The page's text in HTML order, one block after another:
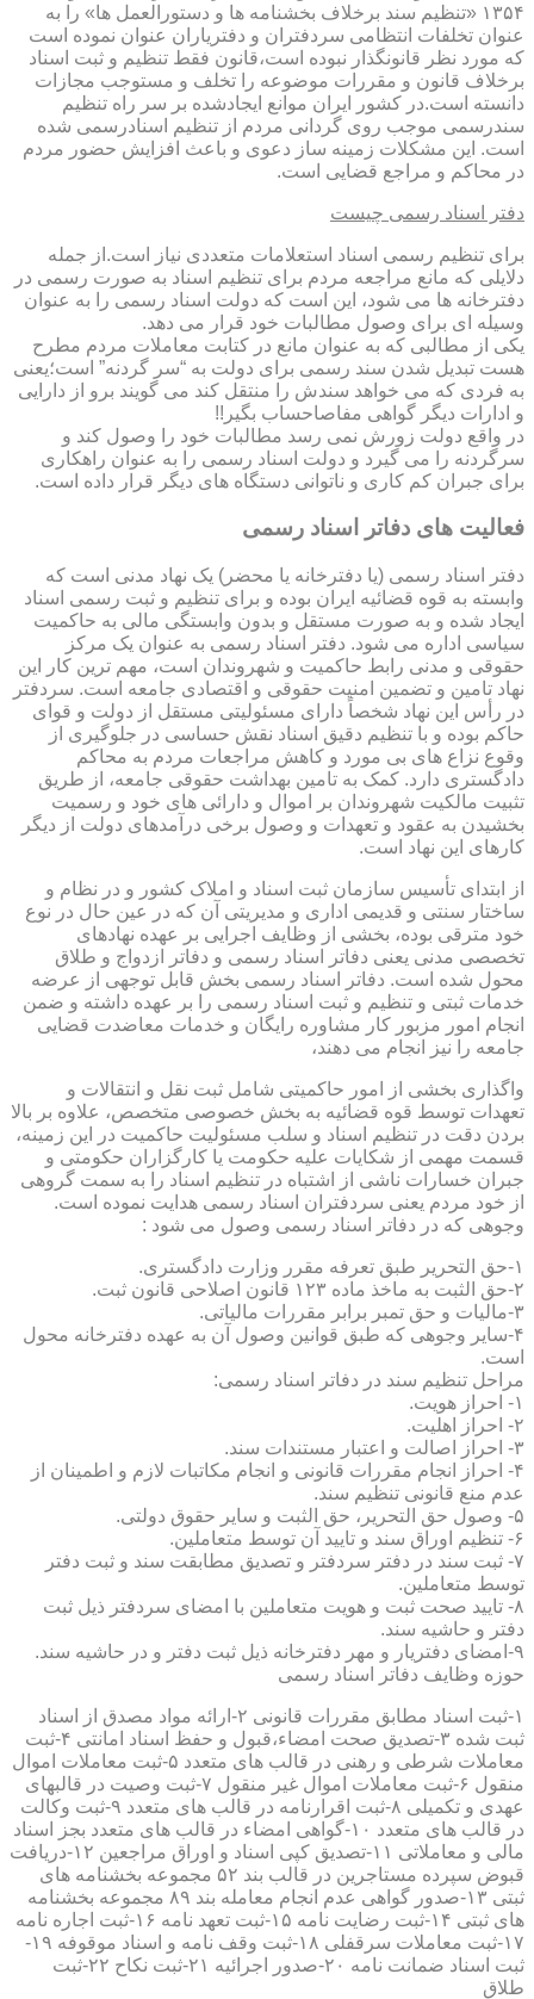
۱۳۵۴ «تنظیم سند برخلاف بخشنامه ها و دستورالعمل ها» را به
عنوان تخلفات انتظامی سردفتران و دفتریاران عنوان نموده است
که مورد نظر قانونگذار نبوده است،قانون فقط تنظیم و ثبت اسناد
برخلاف قانون و مقررات موضوعه را تخلف و مستوجب مجازات
دانسته است.در کشور ایران موانع ایجادشده بر سر راه تنظیم
سندرسمی موجب روی گردانی مردم از تنظیم اسنادرسمی شده
است. این مشکلات زمینه ساز دعوی و باعث افزایش حضور مردم
در محاکم و مراجع قضایی است.
دفتر اسناد رسمی چیست
برای تنظیم رسمی اسناد استعلامات متعددی نیاز است.از جمله
دلایلی که مانع مراجعه مردم برای تنظیم اسناد به صورت رسمی در
دفترخانه ها می شود، این است که دولت اسناد رسمی را به عنوان
وسیله ای برای وصول مطالبات خود قرار می دهد.
یکی از مطالبی که به عنوان مانع در کتابت معاملات مردم مطرح
هست تبدیل شدن سند رسمی برای دولت به “سر گردنه” است؛یعنی
به فردی که می خواهد سندش را منتقل کند می گویند برو از دارایی
و ادارات دیگر گواهی مفاصاحساب بگیر!!
در واقع دولت زورش نمی رسد مطالبات خود را وصول کند و
سرگردنه را می گیرد و دولت اسناد رسمی را به عنوان راهکاری
برای جبران کم کاری و ناتوانی دستگاه های دیگر قرار داده است.
فعالیت های دفاتر اسناد رسمی
دفتر اسناد رسمی (یا دفترخانه یا محضر) یک نهاد مدنی است که
وابسته به قوه قضائیه ایران بوده و برای تنظیم و ثبت رسمی اسناد
ایجاد شده و به صورت مستقل و بدون وابستگی مالی به حاکمیت
سیاسی اداره می شود. دفتر اسناد رسمی به عنوان یک مرکز
حقوقی و مدنی رابط حاکمیت و شهروندان است، مهم ترین کار این
نهاد تامین و تضمین امنیت حقوقی و اقتصادی جامعه است. سردفتر
در رأس این نهاد شخصاً دارای مسئولیتی مستقل از دولت و قوای
حاکم بوده و با تنظیم دقیق اسناد نقش حساسی در جلوگیری از
وقوع نزاع های بی مورد و کاهش مراجعات مردم به محاکم
دادگستری دارد. کمک به تامین بهداشت حقوقی جامعه، از طریق
تثبیت مالکیت شهروندان بر اموال و دارائی های خود و رسمیت
بخشیدن به عقود و تعهدات و وصول برخی درآمدهای دولت از دیگر
کارهای این نهاد است.
از ابتدای تأسیس سازمان ثبت اسناد و املاک کشور و در نظام و
ساختار سنتی و قدیمی اداری و مدیریتی آن که در عین حال در نوع
خود مترقی بوده، بخشی از وظایف اجرایی بر عهده نهادهای
تخصصی مدنی یعنی دفاتر اسناد رسمی و دفاتر ازدواج و طلاق
محول شده است. دفاتر اسناد رسمی بخش قابل توجهی از عرضه
خدمات ثبتی و تنظیم و ثبت اسناد رسمی را بر عهده داشته و ضمن
انجام امور مزبور کار مشاوره رایگان و خدمات معاضدت قضایی
جامعه را نیز انجام می دهند،
واگذاری بخشی از امور حاکمیتی شامل ثبت نقل و انتقالات و
تعهدات توسط قوه قضائیه به بخش خصوصی متخصص، علاوه بر بالا
بردن دقت در تنظیم اسناد و سلب مسئولیت حاکمیت در این زمینه،
قسمت مهمی از شکایات علیه حکومت یا کارگزاران حکومتی و
جبران خسارات ناشی از اشتباه در تنظیم اسناد را به سمت گروهی
از خود مردم یعنی سردفتران اسناد رسمی هدایت نموده است.
وجوهی که در دفاتر اسناد رسمی وصول می شود :
۱-حق التحریر طبق تعرفه مقرر وزارت دادگستری.
۲-حق الثبت به ماخذ ماده ۱۲۳ قانون اصلاحی قانون ثبت.
۳-مالیات و حق تمبر برابر مقررات مالیاتی.
۴-سایر وجوهی که طبق قوانین وصول آن به عهده دفترخانه محول
است.
مراحل تنظیم سند در دفاتر اسناد رسمی:
۱- احراز هویت.
۲- احراز اهلیت.
۳- احراز اصالت و اعتبار مستندات سند.
۴- احراز انجام مقررات قانونی و انجام مکاتبات لازم و اطمینان از
عدم منع قانونی تنظیم سند.
۵- وصول حق التحریر، حق الثبت و سایر حقوق دولتی.
۶- تنظیم اوراق سند و تایید آن توسط متعاملین.
۷- ثبت سند در دفتر سردفتر و تصدیق مطابقت سند و ثبت دفتر
توسط متعاملین.
۸- تایید صحت ثبت و هویت متعاملین با امضای سردفتر ذیل ثبت
دفتر و حاشیه سند.
۹-امضای دفتریار و مهر دفترخانه ذیل ثبت دفتر و در حاشیه سند.
حوزه وظایف دفاتر اسناد رسمی
۱-ثبت اسناد مطابق مقررات قانونی ۲-ارائه مواد مصدق از اسناد
ثبت شده ۳-تصدیق صحت امضاء،قبول و حفظ اسناد امانتی ۴-ثبت
معاملات شرطی و رهنی در قالب های متعدد ۵-ثبت معاملات اموال
منقول ۶-ثبت معاملات اموال غیر منقول ۷-ثبت وصیت در قالبهای
عهدی و تکمیلی ۸-ثبت اقرارنامه در قالب های متعدد ۹-ثبت وکالت
در قالب های متعدد ۱۰-گواهی امضاء در قالب های متعدد بجز اسناد
مالی و معاملاتی ۱۱-تصدیق کپی اسناد و اوراق مراجعین ۱۲-دریافت
قبوض سپرده مستاجرین در قالب بند ۵۲ مجموعه بخشنامه های
ثبتی ۱۳-صدور گواهی عدم انجام معامله بند ۸۹ مجموعه بخشنامه
های ثبتی ۱۴-ثبت رضایت نامه ۱۵-ثبت تعهد نامه ۱۶-ثبت اجاره نامه
۱۷-ثبت معاملات سرقفلی ۱۸-ثبت وقف نامه و اسناد موقوفه ۱۹-
ثبت اسناد ضمانت نامه ۲۰-صدور اجرائیه ۲۱-ثبت نکاح ۲۲-ثبت
طلاق